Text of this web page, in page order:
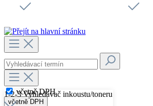
včetně DPH
včetně DPH
1-2-3 Vyhledávač inkoustu/toneru